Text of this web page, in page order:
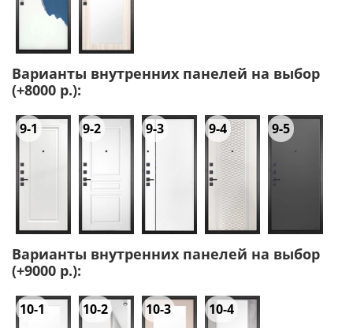
Варианты внутренних панелей на выбор
(+8000 р.):
9-1 9-2 9-3 9-4 9-5
Варианты внутренних панелей на выбор
(+9000 р.):
10-1 10-2 10-3 10-4